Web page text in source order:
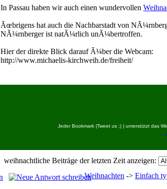
In Passau haben wir auch einen wundervollen
Ãœbrigens hat auch die Nachbarstadt von
NÃ¼rnberger ist natÃ¼rlich unÃ¼bertroffen.
Hier der direkte Blick darauf Ã¼ber die Webcam:
http://www.michaelis-kirchweih.de/freiheit/
Jeder Bookmark (Tweet us ;) ) unterstützt das
weihnachtliche Beiträge der letzten Zeit anzeigen:
Weihnachten -> Einfach